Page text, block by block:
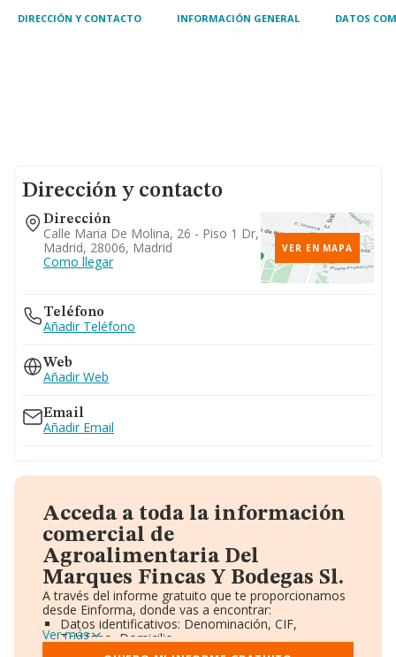
DIRECCIÓN Y CONTACTO INFORMACIÓN GENERAL DATOS
Dirección y contacto
Dirección
Calle Maria De Molina, 26 - Piso 1 Dr,
Madrid, 28006, Madrid
Como llegar
VER EN MAPA
Teléfono
Añadir Teléfono
Web
Añadir Web
Email
Añadir Email
Acceda a toda la información
comercial de
Agroalimentaria Del
Marques Fincas Y Bodegas Sl.
A través del informe gratuito que te proporcionamos
desde Einforma, donde vas a encontrar:
Datos identificativos: Denominación, CIF,
Teléfono, Domicilio.
Informe Mercantil Completo (BORME).
Ver más